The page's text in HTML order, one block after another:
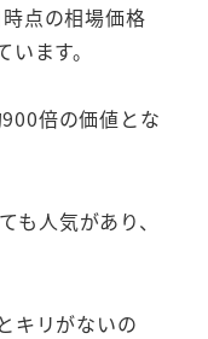
点の相場価格
ます。
倍の価値とな
も人気があり、
キリがないの